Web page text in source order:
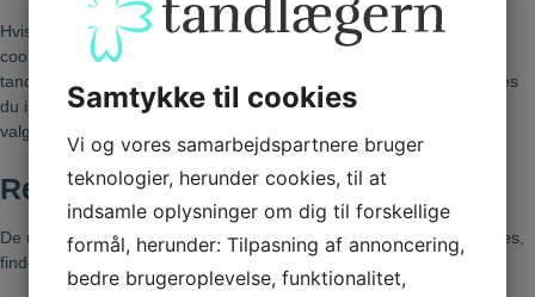
Hvis du vælger at blokere for alle cookies eller sletter eksisterende
cookies på din computer, kan du stadig læse tekst på
tandlaegernesanktanne.dk. Dog kan der være funktioner og services
du ikke kan bruge, fordi de forudsætter, at webstedet kan huske de
valg du foretager.
Regler
De regler, der gælder for Tandlgerne Skt. Anne Plads brug af cookies,
findes nedenfor.
Samtykke til cookies
Vi og vores samarbejdspartnere bruger
teknologier, herunder cookies, til at
indsamle oplysninger om dig til forskellige
formål, herunder: Tilpasning af annoncering,
bedre brugeroplevelse, funktionalitet,